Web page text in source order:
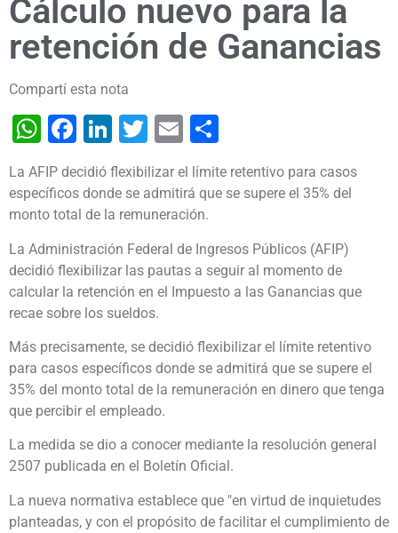
Cálculo nuevo para la
retención de Ganancias
Compartí esta nota
WhatsApp
Facebook
LinkedIn
Twitter
Email
La AFIP decidió flexibilizar el límite retentivo para casos
específicos donde se admitirá que se supere el 35% del
monto total de la remuneración.
La Administración Federal de Ingresos Públicos (AFIP)
decidió flexibilizar las pautas a seguir al momento de
calcular la retención en el Impuesto a las Ganancias que
recae sobre los sueldos.
Más precisamente, se decidió flexibilizar el límite retentivo
para casos específicos donde se admitirá que se supere el
35% del monto total de la remuneración en dinero que tenga
que percibir el empleado.
La medida se dio a conocer mediante la resolución general
2507 publicada en el Boletín Oficial.
La nueva normativa establece que "en virtud de inquietudes
planteadas, y con el propósito de facilitar el cumplimiento de